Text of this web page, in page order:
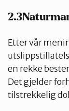
Etter vår
en rekke
Det gjelder
tilstrekkelig